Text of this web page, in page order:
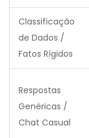
Classificação
de Dados /
Fatos Rígidos
Respostas
Genéricas /
Chat Casual